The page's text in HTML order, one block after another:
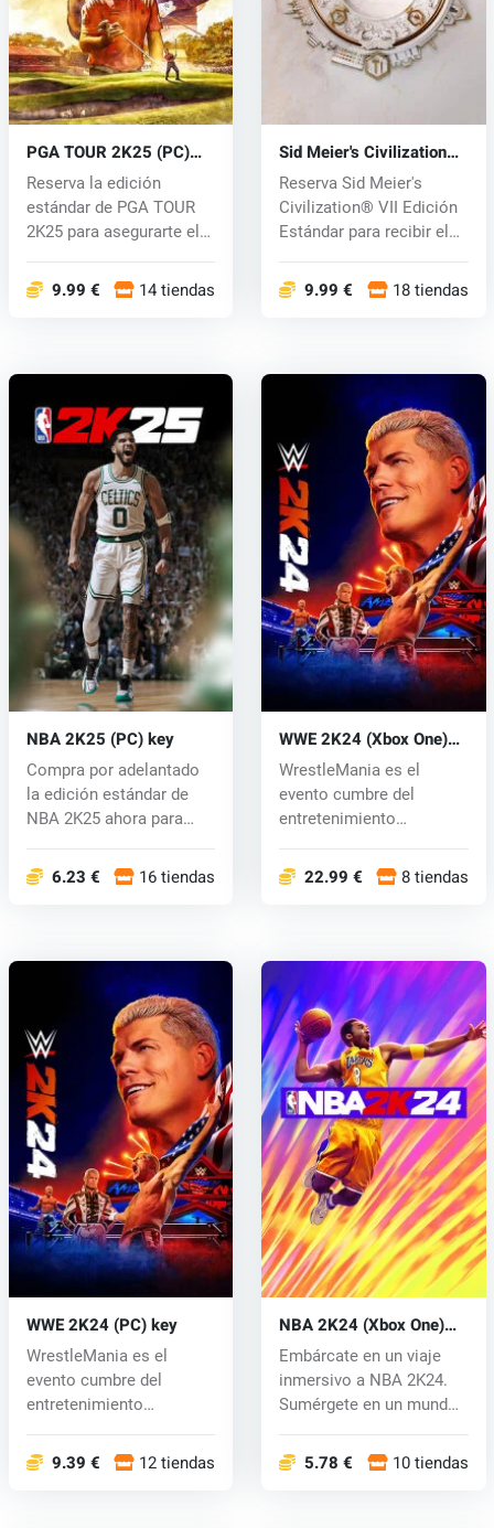
PGA TOUR 2K25 (PC)
key
Reserva la edición
estándar de PGA TOUR
2K25 para asegurarte el
9.99 € 14 tiendas
Sid Meier's Civilization®
VII (PC) key
Reserva Sid Meier's
Civilization® VII Edición
Estándar para recibir el
9.99 € 18 tiendas
NBA 2K25 (PC) key
Compra por adelantado
la edición estándar de
NBA 2K25 ahora para
6.23 € 16 tiendas
WWE 2K24 (Xbox One)
key
WrestleMania es el
evento cumbre del
entretenimiento
22.99 € 8 tiendas
WWE 2K24 (PC) key
WrestleMania es el
evento cumbre del
entretenimiento
9.39 € 12 tiendas
NBA 2K24 (Xbox One)
key
Embárcate en un viaje
inmersivo a NBA 2K24.
Sumérgete en un mundo
5.78 € 10 tiendas